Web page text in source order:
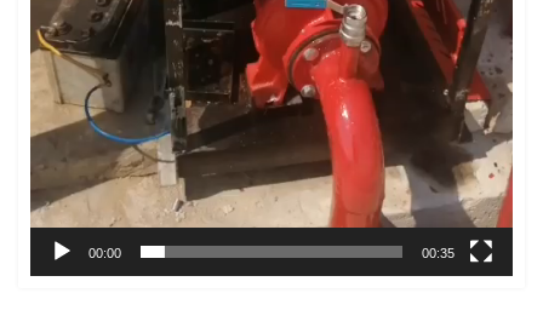
00:00 00:35